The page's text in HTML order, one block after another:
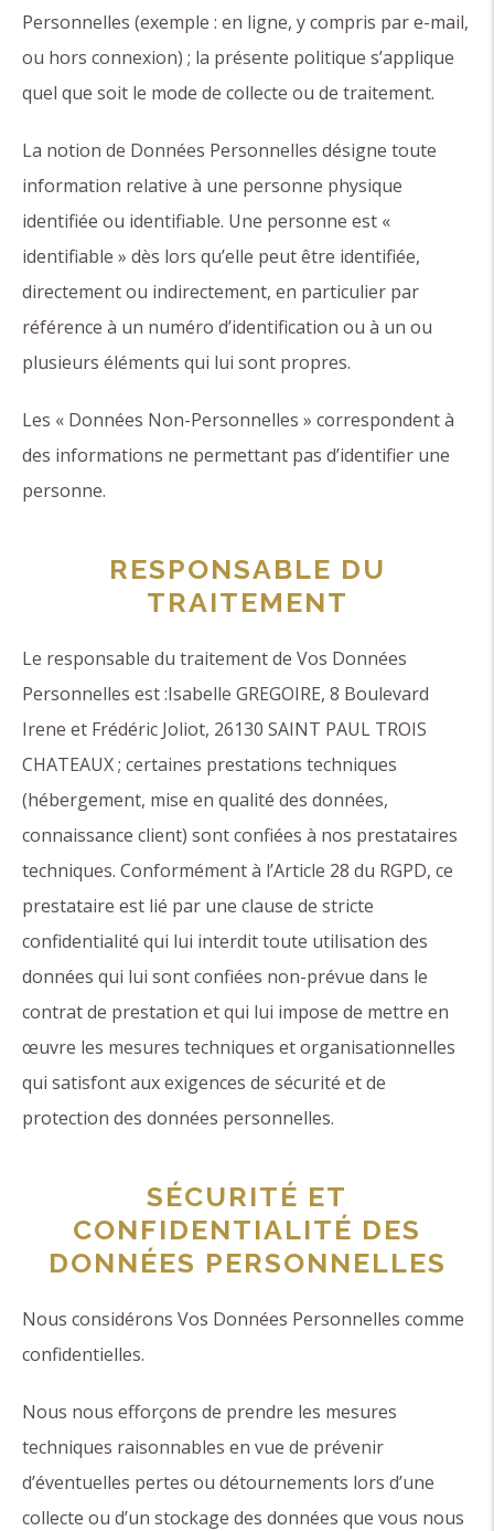
Personnelles (exemple : en ligne, y compris par e-mail,
ou hors connexion) ; la présente politique s’applique
quel que soit le mode de collecte ou de traitement.
La notion de Données Personnelles désigne toute
information relative à une personne physique
identifiée ou identifiable. Une personne est «
identifiable » dès lors qu’elle peut être identifiée,
directement ou indirectement, en particulier par
référence à un numéro d’identification ou à un ou
plusieurs éléments qui lui sont propres.
Les « Données Non-Personnelles » correspondent à
des informations ne permettant pas d’identifier une
personne.
RESPONSABLE DU
TRAITEMENT
Le responsable du traitement de Vos Données
Personnelles est :Isabelle GREGOIRE, 8 Boulevard
Irene et Frédéric Joliot, 26130 SAINT PAUL TROIS
CHATEAUX ; certaines prestations techniques
(hébergement, mise en qualité des données,
connaissance client) sont confiées à nos prestataires
techniques. Conformément à l’Article 28 du RGPD, ce
prestataire est lié par une clause de stricte
confidentialité qui lui interdit toute utilisation des
données qui lui sont confiées non-prévue dans le
contrat de prestation et qui lui impose de mettre en
œuvre les mesures techniques et organisationnelles
qui satisfont aux exigences de sécurité et de
protection des données personnelles.
SÉCURITÉ ET
CONFIDENTIALITÉ DES
DONNÉES PERSONNELLES
Nous considérons Vos Données Personnelles comme
confidentielles.
Nous nous efforçons de prendre les mesures
techniques raisonnables en vue de prévenir
d’éventuelles pertes ou détournements lors d’une
collecte ou d’un stockage des données que vous nous